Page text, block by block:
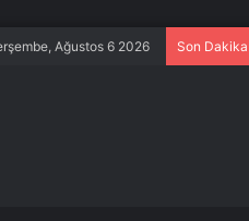
Ağustos 6 2026 Son